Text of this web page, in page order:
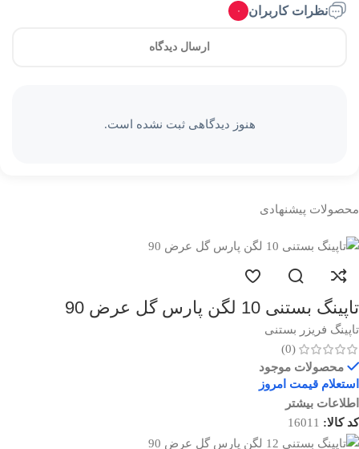
نظرات کاربران ۰
ارسال دیدگاه
هنوز دیدگاهی ثبت نشده است.
محصولات پیشنهادی
تاپینگ بستنی 10 لگن پارس گل عرض 90
تاپینگ فریزر بستنی
(0)
محصولات موجود
استعلام قیمت امروز
اطلاعات بیشتر
کد کالا: 16011